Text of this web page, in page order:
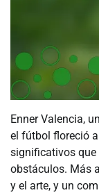
Enner Valencia,
el fútbol floreció
significativos que
obstáculos. Más
y el arte, y un